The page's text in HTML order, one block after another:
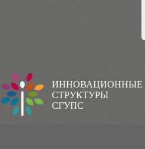
ИННОВАЦИОННЫЕ
СТРУКТУРЫ
СГУПС